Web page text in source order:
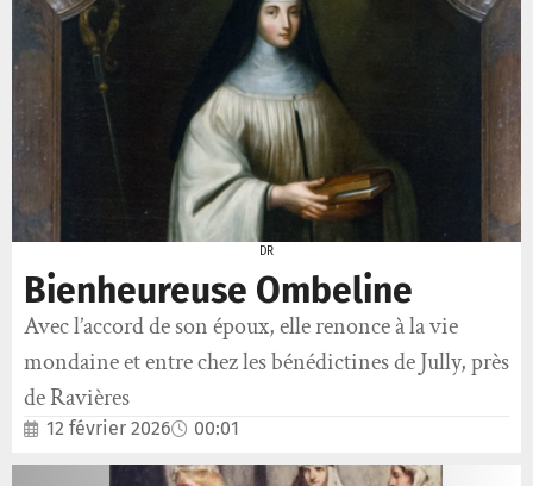
DR
Bienheureuse Ombeline
Avec l’accord de son époux, elle renonce à la vie
mondaine et entre chez les bénédictines de Jully, près
de Ravières
12 février 2026 00:01